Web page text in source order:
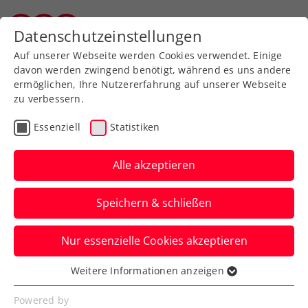
Zurück zur Newsübersicht
Turniere
Road to Erste Bank Open:
Qualifikationsturniere
anmelden
Nach erfolgreicher Premiere 2024 kehrt
das „Champions of Vienna“-Minicourt-
Turnier zurück – aber noch größer!
Datenschutzeinstellungen
Auf unserer Webseite werden Cookies verwendet. Einige
davon werden zwingend benötigt, während es uns andere
ermöglichen, Ihre Nutzererfahrung auf unserer Webseite
zu verbessern.
Essenziell Statistiken
Alle akzeptieren
Speichern & schließen
Nur essenzielle Cookies akzeptieren
Essenziell
Essenzielle Cookies werden für grundlegende
Weitere Informationen anzeigen
Powered by